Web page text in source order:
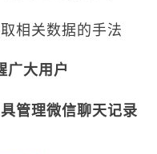
相关数据的手法
广大用户
管理微信聊天记录